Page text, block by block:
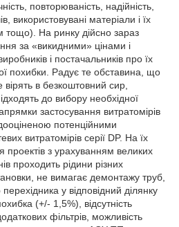
повторюваність, надійність,
використовувані матеріали і їх
тощо). На ринку дійсно зараз
за «викидними» цінами і
і постачальників про їх
похибки. Радує те обставина, що
в безкоштовний сир,
до вибору необхідної
застосування витратомірів
потенційними
витратомірів серії DP. На їх
проектів з урахуванням великих
проходить рідини різних
не вимагає демонтажу труб,
перехідника у відповідний ділянку
(+/- 1,5%), відсутність
фільтрів, можливість